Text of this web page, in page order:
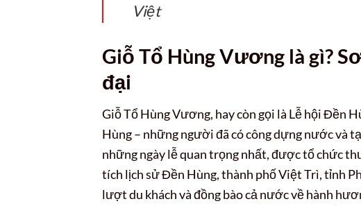
Việt
Giỗ Tổ Hùng Vương là gì?
đại
Giỗ Tổ Hùng Vương, hay còn gọi là Lễ hội Đền
Hùng – những người đã có công dựng nước và
những ngày lễ quan trọng nhất, được tổ chức
tích lịch sử Đền Hùng, thành phố Việt Trì, tỉnh
lượt du khách và đồng bào cả nước về hành